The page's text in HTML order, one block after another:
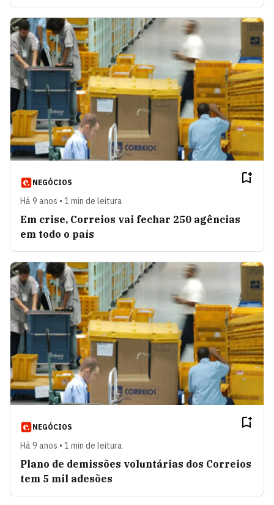
NEGÓCIOS
Há 9 anos • 1 min de leitura
Em crise, Correios vai fechar 250 agências
em todo o país
NEGÓCIOS
Há 9 anos • 1 min de leitura
Plano de demissões voluntárias dos Correios
tem 5 mil adesões